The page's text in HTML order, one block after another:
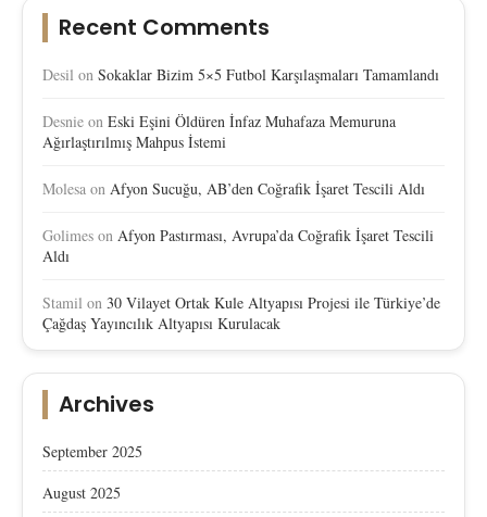
Recent Comments
Desil on Sokaklar Bizim 5×5 Futbol Karşılaşmaları Tamamlandı
Desnie on Eski Eşini Öldüren İnfaz Muhafaza Memuruna
Ağırlaştırılmış Mahpus İstemi
Molesa on Afyon Sucuğu, AB’den Coğrafik İşaret Tescili Aldı
Golimes on Afyon Pastırması, Avrupa’da Coğrafik İşaret Tescili
Aldı
Stamil on 30 Vilayet Ortak Kule Altyapısı Projesi ile Türkiye’de
Çağdaş Yayıncılık Altyapısı Kurulacak
Archives
September 2025
August 2025